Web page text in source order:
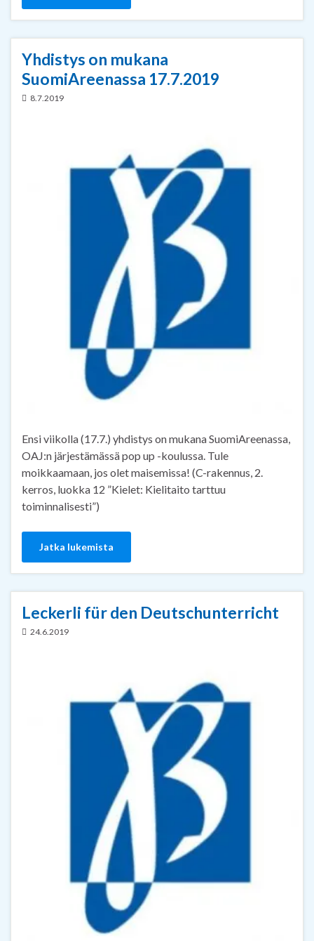
Yhdistys on mukana
SuomiAreenassa 17.7.2019
8.7.2019
Ensi viikolla (17.7.) yhdistys on mukana SuomiAreenassa,
OAJ:n järjestämässä pop up -koulussa. Tule
moikkaamaan, jos olet maisemissa! (C-rakennus, 2.
kerros, luokka 12 ”Kielet: Kielitaito tarttuu
toiminnalisesti”)
Jatka lukemista
Leckerli für den Deutschunterricht
24.6.2019